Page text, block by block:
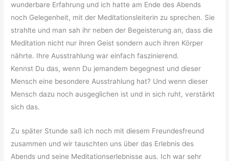
wunderbare Erfahrung und ich hatte am Ende des Abends
noch Gelegenheit, mit der Meditationsleiterin zu sprechen. Sie
strahlte und man sah ihr neben der Begeisterung an, dass die
Meditation nicht nur ihren Geist sondern auch ihren Körper
nährte. Ihre Ausstrahlung war einfach faszinierend.
Kennst Du das, wenn Du jemandem begegnest und dieser
Mensch eine besondere Ausstrahlung hat? Und wenn dieser
Mensch dazu noch ausgeglichen ist und in sich ruht, verstärkt
sich das.
Zu später Stunde saß ich noch mit diesem Freundesfreund
zusammen und wir tauschten uns über das Erlebnis des
Abends und seine Meditationserlebnisse aus. Ich war sehr